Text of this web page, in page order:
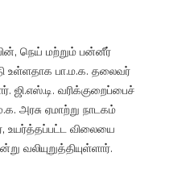
நெய் மற்றும் பன்னீர்
உள்ளதாக பா.ம.க. தலைவர்
ஜி.எஸ்.டி. வரிக்குறைப்பைச்
அரசு ஏமாற்று நாடகம்
உயர்த்தப்பட்ட விலையை
வலியுறுத்தியுள்ளார்.